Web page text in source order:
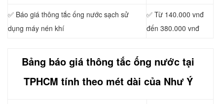
✅ Báo giá thông tắc ống nước sạch sử
dụng máy nén khí
✅ Từ 140.000 vnđ
đến 380.000 vnđ
Bảng báo giá thông tắc ống nước tại
TPHCM tính theo mét dài của Như Ý